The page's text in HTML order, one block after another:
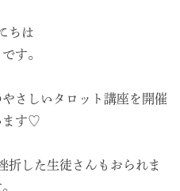
ちは
す。
さしいタロット講座を開催
ます♡
折した生徒さんもおられま